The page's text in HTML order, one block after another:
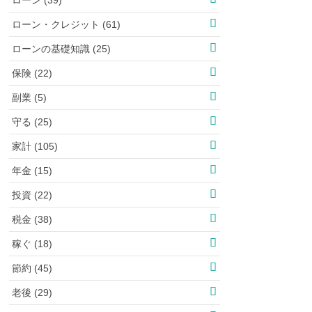
ローン・クレジット (61)
ローンの基礎知識 (25)
保険 (22)
副業 (5)
守る (25)
家計 (105)
年金 (15)
投資 (22)
税金 (38)
稼ぐ (18)
節約 (45)
老後 (29)